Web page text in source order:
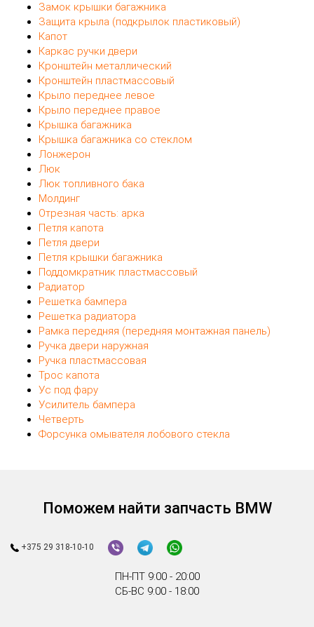
Замок крышки багажника
Защита крыла (подкрылок пластиковый)
Капот
Каркас ручки двери
Кронштейн металлический
Кронштейн пластмассовый
Крыло переднее левое
Крыло переднее правое
Крышка багажника
Крышка багажника со стеклом
Лонжерон
Люк
Люк топливного бака
Молдинг
Отрезная часть: арка
Петля капота
Петля двери
Петля крышки багажника
Поддомкратник пластмассовый
Радиатор
Решетка бампера
Решетка радиатора
Рамка передняя (передняя монтажная панель)
Ручка двери наружная
Ручка пластмассовая
Трос капота
Ус под фару
Усилитель бампера
Четверть
Форсунка омывателя лобового стекла
Поможем найти запчасть BMW
+375 29 318-10-10
ПН-ПТ 9:00 - 20:00
СБ-ВС 9:00 - 18:00